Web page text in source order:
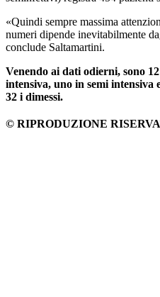
«Quindi sempre massima
numeri dipende inevitabilmente
conclude Saltamartini.
Venendo ai dati odierni, sono
intensiva, uno in semi
32 i dimessi.
© RIPRODUZIONE